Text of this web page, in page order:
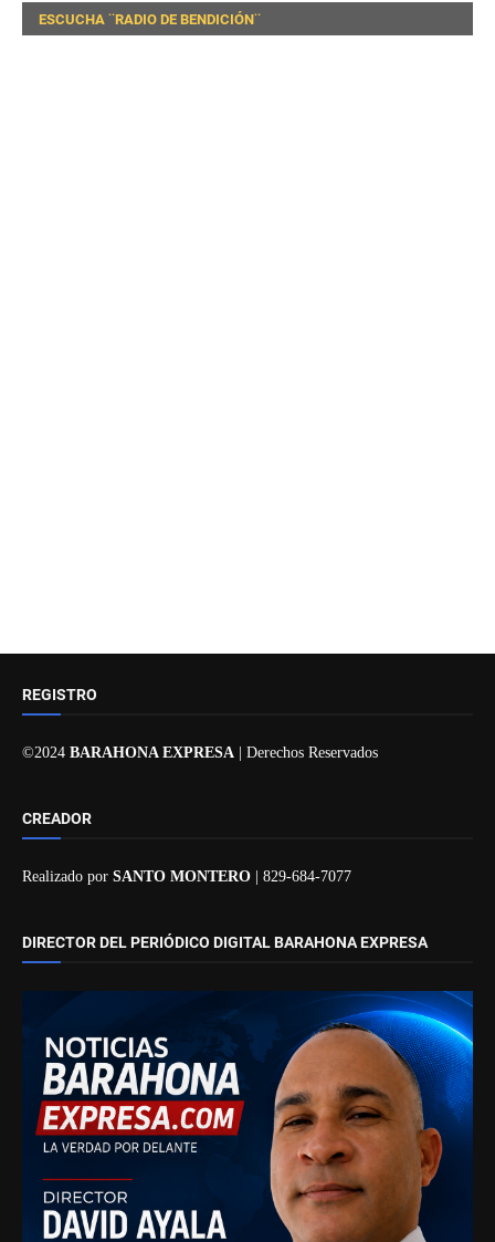
ESCUCHA ¨RADIO DE BENDICIÓN¨
REGISTRO
©2024 BARAHONA EXPRESA | Derechos Reservados
CREADOR
Realizado por SANTO MONTERO | 829-684-7077
DIRECTOR DEL PERIÓDICO DIGITAL BARAHONA EXPRESA